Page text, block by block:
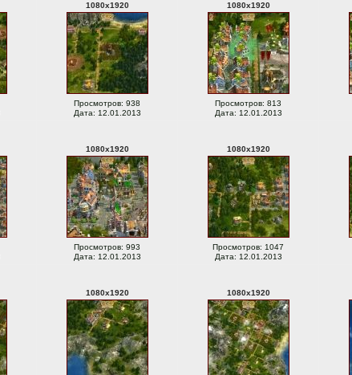
1080x1920
Просмотров: 938
Дата: 12.01.2013
1080x1920
Просмотров: 813
Дата: 12.01.2013
1080x1920
Просмотров: 993
Дата: 12.01.2013
1080x1920
Просмотров: 1047
Дата: 12.01.2013
1080x1920 1080x1920